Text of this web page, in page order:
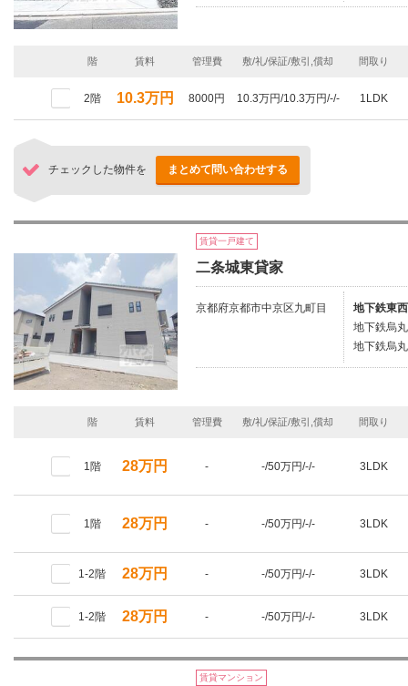
階 賃料 管理費 敷/礼/保証/敷引,償却 間取り
2階 10.3万円 8000円 10.3万円/10.3万円/-/- 1LDK
チェックした物件を まとめて問い合わせする
賃貸一戸建て
二条城東貸家
京都府京都市中京区九町目
地下鉄東
地下鉄烏
地下鉄烏
階 賃料 管理費 敷/礼/保証/敷引,償却 間取り
1階 28万円 - -/50万円/-/- 3LDK
1階 28万円 - -/50万円/-/- 3LDK
1-2階 28万円 - -/50万円/-/- 3LDK
1-2階 28万円 - -/50万円/-/- 3LDK
賃貸マンション